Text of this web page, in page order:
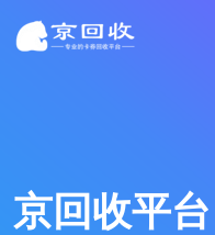
京回收平台